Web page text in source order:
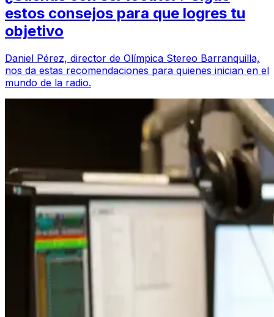
estos consejos para que logres tu
objetivo
Daniel Pérez, director de Olímpica Stereo Barranquilla,
nos da estas recomendaciones para quienes inician en el
mundo de la radio.